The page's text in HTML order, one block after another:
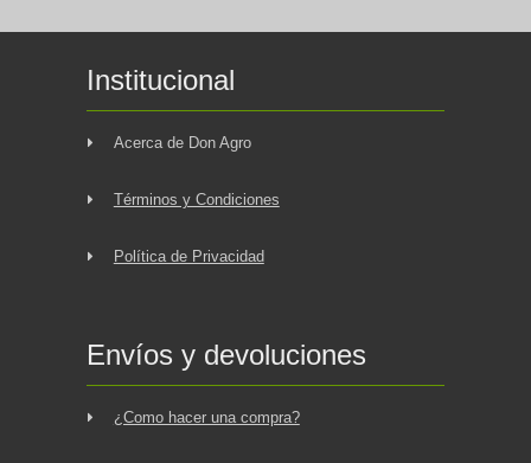
Institucional
Acerca de Don Agro
Términos y Condiciones
Política de Privacidad
Envíos y devoluciones
¿Como hacer una compra?